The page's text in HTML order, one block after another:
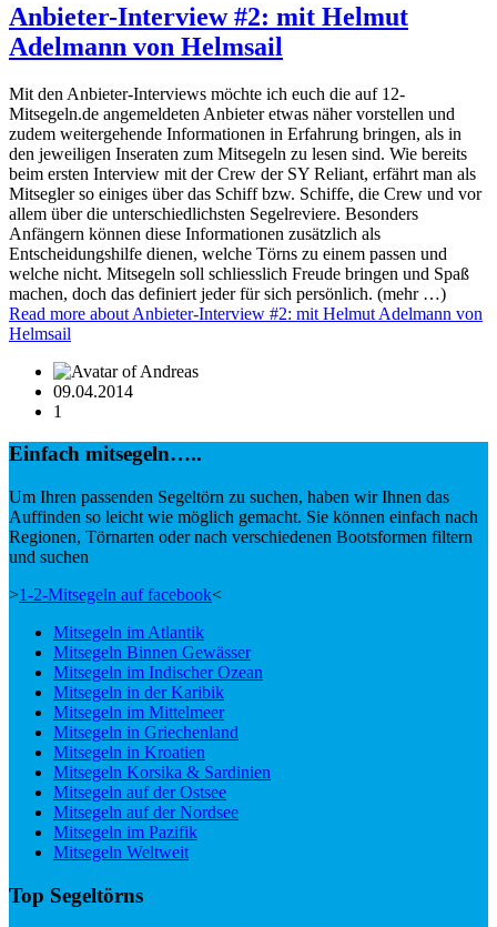
Anbieter-Interview #2: mit Helmut
Adelmann von Helmsail
Mit den Anbieter-Interviews möchte ich euch die auf 12-
Mitsegeln.de angemeldeten Anbieter etwas näher vorstellen und
zudem weitergehende Informationen in Erfahrung bringen, als in
den jeweiligen Inseraten zum Mitsegeln zu lesen sind. Wie bereits
beim ersten Interview mit der Crew der SY Reliant, erfährt man als
Mitsegler so einiges über das Schiff bzw. Schiffe, die Crew und vor
allem über die unterschiedlichsten Segelreviere. Besonders
Anfängern können diese Informationen zusätzlich als
Entscheidungshilfe dienen, welche Törns zu einem passen und
welche nicht. Mitsegeln soll schliesslich Freude bringen und Spaß
machen, doch das definiert jeder für sich persönlich. (mehr …)
Read more about Anbieter-Interview #2: mit Helmut Adelmann von
Helmsail
09.04.2014
1
Einfach mitsegeln…..
Um Ihren passenden Segeltörn zu suchen, haben wir Ihnen das
Auffinden so leicht wie möglich gemacht. Sie können einfach nach
Regionen, Törnarten oder nach verschiedenen Bootsformen filtern
und suchen
>1-2-Mitsegeln auf facebook<
Mitsegeln im Atlantik
Mitsegeln Binnen Gewässer
Mitsegeln im Indischer Ozean
Mitsegeln in der Karibik
Mitsegeln im Mittelmeer
Mitsegeln in Griechenland
Mitsegeln in Kroatien
Mitsegeln Korsika & Sardinien
Mitsegeln auf der Ostsee
Mitsegeln auf der Nordsee
Mitsegeln im Pazifik
Mitsegeln Weltweit
Top Segeltörns